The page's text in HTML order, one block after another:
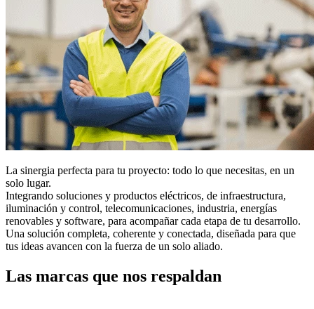
La sinergia perfecta para tu proyecto: todo lo que necesitas, en un
solo lugar.
Integrando soluciones y productos eléctricos, de infraestructura,
iluminación y control, telecomunicaciones, industria, energías
renovables y software, para acompañar cada etapa de tu desarrollo.
Una solución completa, coherente y conectada, diseñada para que
tus ideas avancen con la fuerza de un solo aliado.
Las marcas que nos respaldan